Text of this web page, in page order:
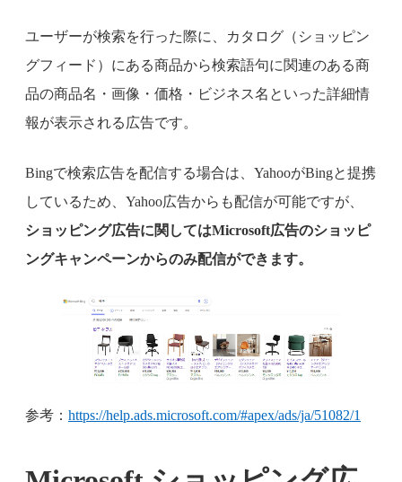
ユーザーが検索を行った際に、カタログ（ショッピン
グフィード）にある商品から検索語句に関連のある商
品の商品名・画像・価格・ビジネス名といった詳細情
報が表示される広告です。
Bingで検索広告を配信する場合は、YahooがBingと提携
しているため、Yahoo広告からも配信が可能ですが、
ショッピング広告に関してはMicrosoft広告のショッピ
ングキャンペーンからのみ配信ができます。
参考： https://help.ads.microsoft.com/#apex/ads/ja/51082/1